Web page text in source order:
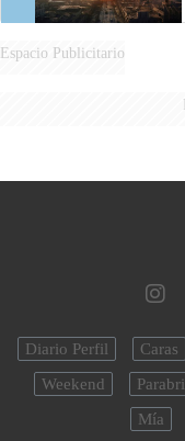
Espacio Publicitario
Diario Perfil Caras
Weekend
Mía